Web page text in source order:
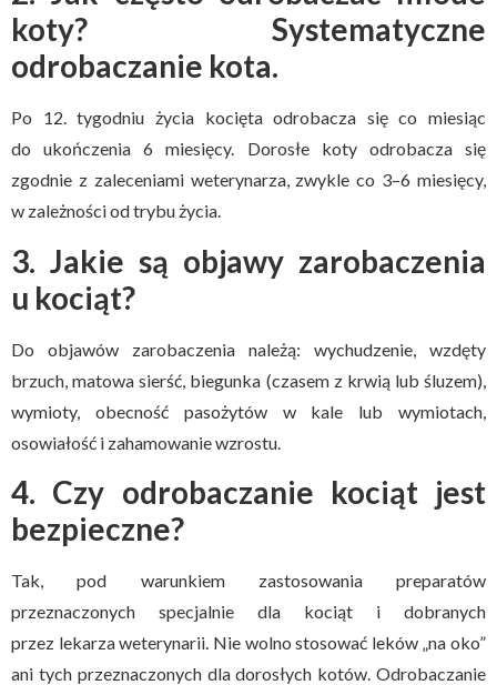
koty? Systematyczne
odrobaczanie kota.
Po 12. tygodniu życia kocięta odrobacza się co miesiąc
do ukończenia 6 miesięcy. Dorosłe koty odrobacza się
zgodnie z zaleceniami weterynarza, zwykle co 3–6 miesięcy,
w zależności od trybu życia.
3. Jakie są objawy zarobaczenia
u kociąt?
Do objawów zarobaczenia należą: wychudzenie, wzdęty
brzuch, matowa sierść, biegunka (czasem z krwią lub śluzem),
wymioty, obecność pasożytów w kale lub wymiotach,
osowiałość i zahamowanie wzrostu.
4. Czy odrobaczanie kociąt jest
bezpieczne?
Tak, pod warunkiem zastosowania preparatów
przeznaczonych specjalnie dla kociąt i dobranych
przez lekarza weterynarii. Nie wolno stosować leków „na oko”
ani tych przeznaczonych dla dorosłych kotów. Odrobaczanie